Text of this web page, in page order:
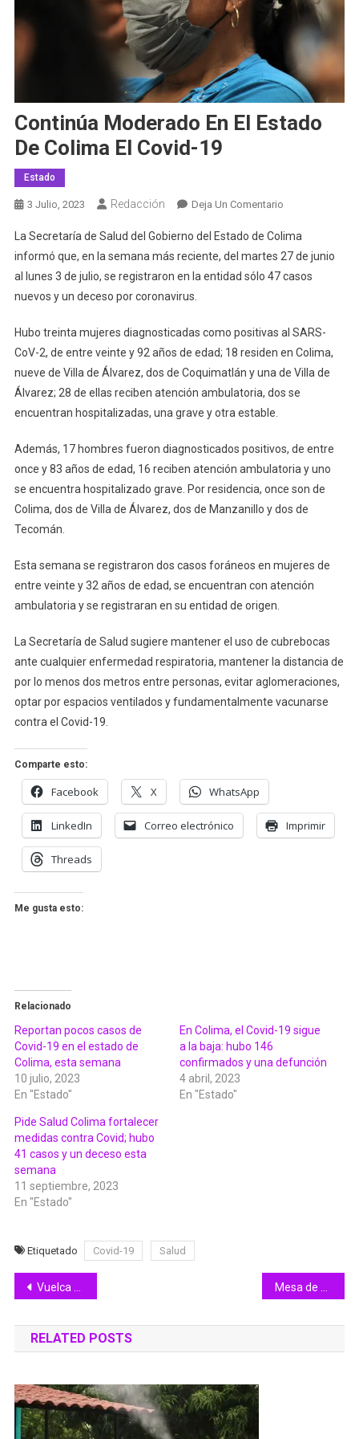
Continúa Moderado En El Estado
De Colima El Covid-19
Estado
3 Julio, 2023 Redacción Deja Un ComentarioEn
Moderado
En
El
Colima
El
Covid-
19
La Secretaría de Salud del Gobierno del Estado de Colima
informó que, en la semana más reciente, del martes 27 de junio
al lunes 3 de julio, se registraron en la entidad sólo 47 casos
nuevos y un deceso por coronavirus.
Hubo treinta mujeres diagnosticadas como positivas al SARS-
CoV-2, de entre veinte y 92 años de edad; 18 residen en Colima,
nueve de Villa de Álvarez, dos de Coquimatlán y una de Villa de
Álvarez; 28 de ellas reciben atención ambulatoria, dos se
encuentran hospitalizadas, una grave y otra estable.
Además, 17 hombres fueron diagnosticados positivos, de entre
once y 83 años de edad, 16 reciben atención ambulatoria y uno
se encuentra hospitalizado grave. Por residencia, once son de
Colima, dos de Villa de Álvarez, dos de Manzanillo y dos de
Tecomán.
Esta semana se registraron dos casos foráneos en mujeres de
entre veinte y 32 años de edad, se encuentran con atención
ambulatoria y se registraran en su entidad de origen.
La Secretaría de Salud sugiere mantener el uso de cubrebocas
ante cualquier enfermedad respiratoria, mantener la distancia de
por lo menos dos metros entre personas, evitar aglomeraciones,
optar por espacios ventilados y fundamentalmente vacunarse
contra el Covid-19.
Comparte esto:
Facebook X WhatsApp
LinkedIn Correo electrónico Imprimir
Threads
Me gusta esto:
Relacionado
Reportan pocos casos de
Covid-19 en el estado de
Colima, esta semana
10 julio, 2023
En "Estado"
En Colima, el Covid-19 sigue
a la baja: hubo 146
confirmados y una defunción
4 abril, 2023
En "Estado"
Pide Salud Colima fortalecer
medidas contra Covid; hubo
41 casos y un deceso esta
semana
11 septiembre, 2023
En "Estado"
Etiquetado Covid-19 Salud
Navegación
de
entradas
Vuelca camión pesado en puente de Libramiento Sur Mesa de Seguridad reporta 14 cateos y 162 personas detenidas en últimas dos semanas
RELATED POSTS